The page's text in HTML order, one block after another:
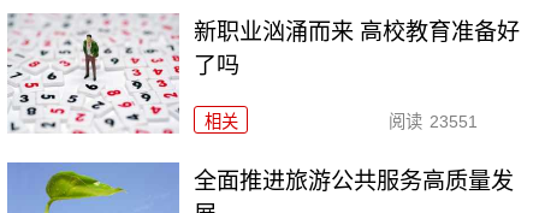
新职业汹涌而来 高校教育准备好
了吗
相关 阅读 23551
全面推进旅游公共服务高质量发